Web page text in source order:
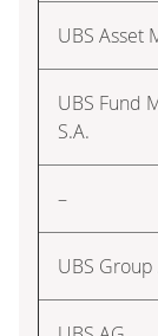
UBS Asset
UBS Fund
S.A.
–
UBS Group